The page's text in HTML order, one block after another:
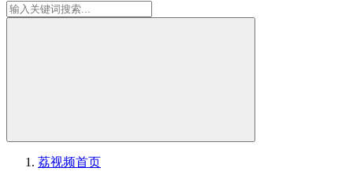
荔视频首页